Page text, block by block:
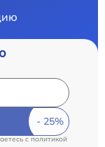
cполитикой